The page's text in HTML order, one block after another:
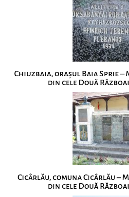
Chiuzbaia, orașul Baia Sprie
din cele Două
Cicârlău, comuna Cicârlău –
din cele Două